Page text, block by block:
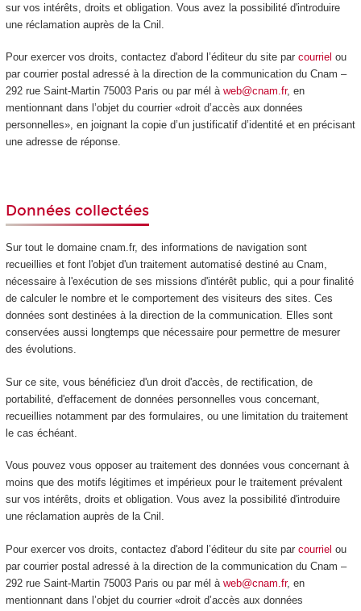
sur vos intérêts, droits et obligation. Vous avez la possibilité d'introduire
une réclamation auprès de la Cnil.
Pour exercer vos droits, contactez d'abord l’éditeur du site par courriel ou
par courrier postal adressé à la direction de la communication du Cnam –
292 rue Saint-Martin 75003 Paris ou par mél à web@cnam.fr, en
mentionnant dans l’objet du courrier «droit d’accès aux données
personnelles», en joignant la copie d’un justificatif d’identité et en précisant
une adresse de réponse.
Données collectées
Sur tout le domaine cnam.fr, des informations de navigation sont
recueillies et font l'objet d'un traitement automatisé destiné au Cnam,
nécessaire à l'exécution de ses missions d'intérêt public, qui a pour finalité
de calculer le nombre et le comportement des visiteurs des sites. Ces
données sont destinées à la direction de la communication. Elles sont
conservées aussi longtemps que nécessaire pour permettre de mesurer
des évolutions.
Sur ce site, vous bénéficiez d'un droit d'accès, de rectification, de
portabilité, d'effacement de données personnelles vous concernant,
recueillies notamment par des formulaires, ou une limitation du traitement
le cas échéant.
Vous pouvez vous opposer au traitement des données vous concernant à
moins que des motifs légitimes et impérieux pour le traitement prévalent
sur vos intérêts, droits et obligation. Vous avez la possibilité d'introduire
une réclamation auprès de la Cnil.
Pour exercer vos droits, contactez d'abord l’éditeur du site par courriel ou
par courrier postal adressé à la direction de la communication du Cnam –
292 rue Saint-Martin 75003 Paris ou par mél à web@cnam.fr, en
mentionnant dans l’objet du courrier «droit d’accès aux données